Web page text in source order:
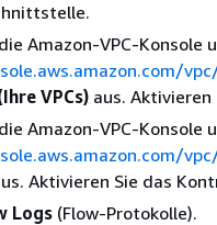
Amazon-VPC-Konsole
VPCs) aus.
Amazon-VPC-Konsole
Aktivieren Sie das
Logs (Flow-Protokolle).